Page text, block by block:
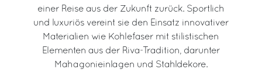
einer Reise aus der Zukunft zurück. Sportlich
und luxuriös vereint sie den Einsatz innovativer
Materialien wie Kohlefaser mit stilistischen
Elementen aus der Riva-Tradition, darunter
Mahagonieinlagen und Stahldekore.